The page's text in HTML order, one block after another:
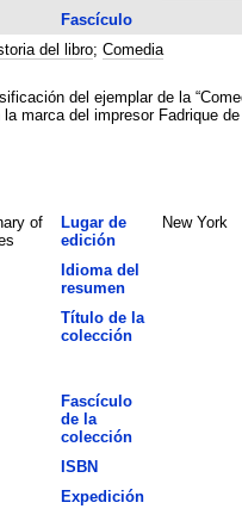
Fascículo
del libro; Comedia
del ejemplar de la
marca del impresor Fadrique
of
Lugar de
edición
New York
Idioma del
resumen
Título de la
colección
Fascículo
de la
colección
ISBN
Expedición